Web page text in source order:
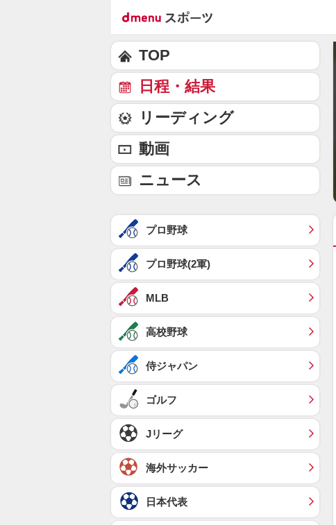
TOP
日程・結果
リーディング
動画
ニュース
プロ野球
プロ野球(2軍)
MLB
高校野球
侍ジャパン
ゴルフ
Jリーグ
海外サッカー
日本代表